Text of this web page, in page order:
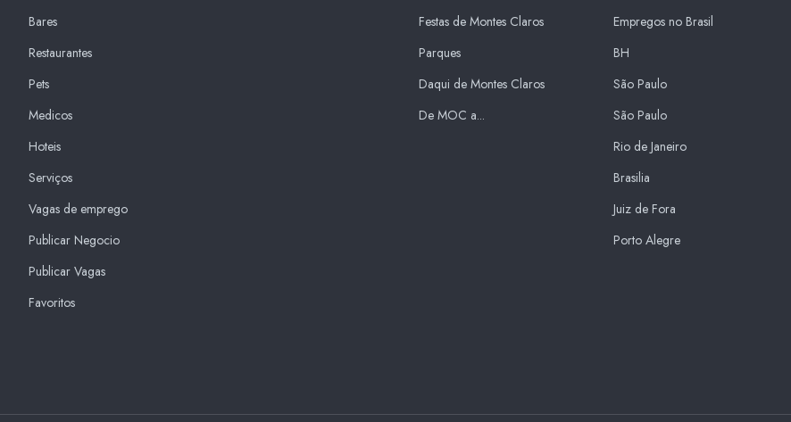
Bares
Restaurantes
Pets
Medicos
Hoteis
Serviços
Vagas de emprego
Publicar Negocio
Publicar Vagas
Favoritos
Festas de Montes Claros
Parques
Daqui de Montes Claros
De MOC a...
Empregos no Brasil
BH
São Paulo
São Paulo
Rio de Janeiro
Brasilia
Juiz de Fora
Porto Alegre